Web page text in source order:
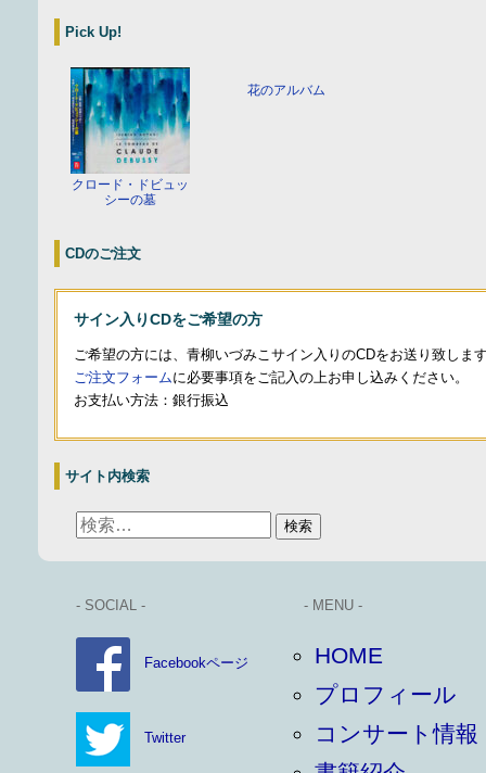
Pick Up!
クロード・ドビュッ
シーの墓
花のアルバム
CDのご注文
サイン入りCDをご希望の方
ご希望の方には、青柳いづみこサイン入りのCDをお送り致しま
ご注文フォームに必要事項をご記入の上お申し込みください。
お支払い方法：銀行振込
サイト内検索
- SOCIAL -
Facebookページ
Twitter
- MENU -
HOME
プロフィール
コンサート情報